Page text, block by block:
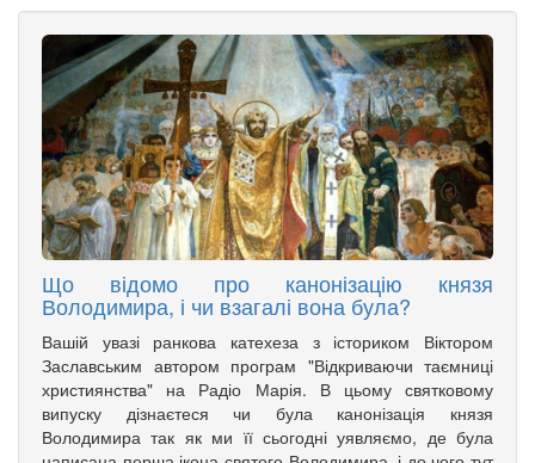
Що відомо про канонізацію князя
Володимира, і чи взагалі вона була?
Вашій увазі ранкова катехеза з істориком Віктором
Заславським автором програм "Відкриваючи таємниці
християнства" на Радіо Марія. В цьому святковому
випуску дізнаєтеся чи була канонізація князя
Володимира так як ми її сьогодні уявляємо, де була